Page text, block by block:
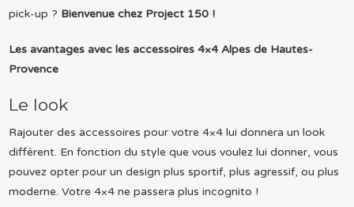
pick-up ? Bienvenue chez Project 150 !
Les avantages avec les accessoires 4×4 Alpes de Hautes-
Provence
Le look
Rajouter des accessoires pour votre 4×4 lui donnera un look
différent. En fonction du style que vous voulez lui donner, vous
pouvez opter pour un design plus sportif, plus agressif, ou plus
moderne. Votre 4×4 ne passera plus incognito !